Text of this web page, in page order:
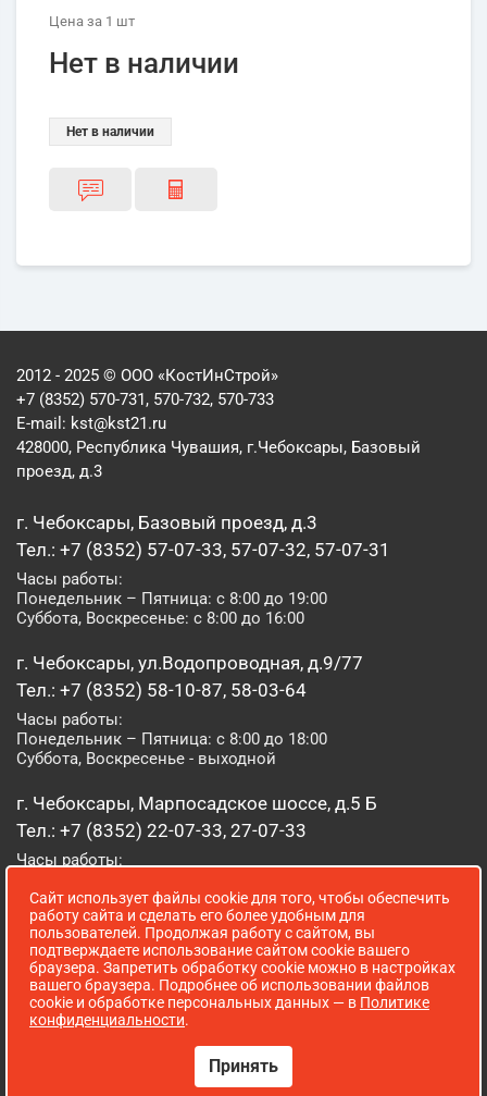
Цена за 1 шт
Нет в наличии
Нет в наличии
2012 - 2025 © ООО «КостИнСтрой»
+7 (8352) 570-731, 570-732, 570-733
E-mail: kst@kst21.ru
428000, Республика Чувашия, г.Чебоксары, Базовый
проезд, д.3
г. Чебоксары, Базовый проезд, д.3
Тел.: +7 (8352) 57-07-33, 57-07-32, 57-07-31
Часы работы:
Понедельник – Пятница: с 8:00 до 19:00
Суббота, Воскресенье: с 8:00 до 16:00
г. Чебоксары, ул.Водопроводная, д.9/77
Тел.: +7 (8352) 58-10-87, 58-03-64
Часы работы:
Понедельник – Пятница: с 8:00 до 18:00
Суббота, Воскресенье - выходной
г. Чебоксары, Марпосадское шоссе, д.5 Б
Тел.: +7 (8352) 22-07-33, 27-07-33
Часы работы:
Суббота, Воскресенье: с 8:00 до 16:00
г. Йошкар-Ола, ул. Луначарского, д. 52 А
Тел.: (8362) 41-07-31
Часы работы:
Понедельник – Пятница: с 8:00 до 18:00
Сопровождение сайта WebStroy
Сайт использует файлы cookie для того, чтобы обеспечить
работу сайта и сделать его более удобным для
пользователей. Продолжая работу с сайтом, вы
подтверждаете использование сайтом cookie вашего
браузера. Запретить обработку cookie можно в настройках
вашего браузера. Подробнее об использовании файлов
cookie и обработке персональных данных — в Политике
конфиденциальности.
Принять